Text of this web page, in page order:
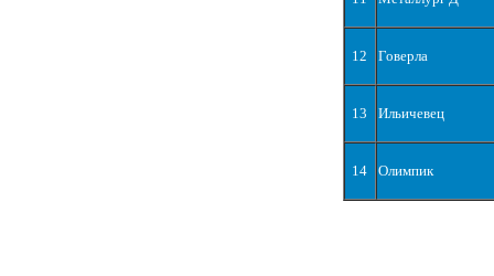
12 Говерла
13 Ильичевец
14 Олимпик